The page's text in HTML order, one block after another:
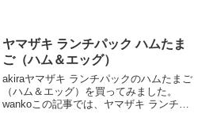
（Qoo...
ヤマザキ ランチパック ハムたま
ご（ハム＆エッグ）
akiraヤマザキ ランチパックのハムたまご
（ハム＆エッグ）を買ってみました。
wankoこの記事では、ヤマザキ ランチパ